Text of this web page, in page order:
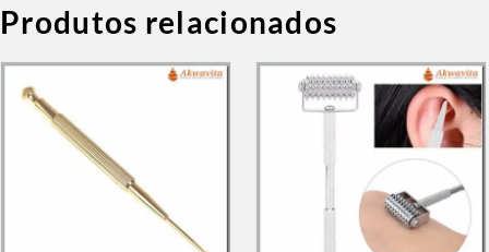
Produtos relacionados